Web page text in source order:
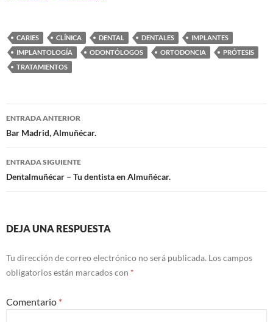
CARIES CLÍNICA DENTAL DENTALES
IMPLANTES
IMPLANTOLOGÍA
ODONTÓLOGOS ORTODONCIA
PRÓTESIS
TRATAMIENTOS
Navegación
de
entradas
ENTRADA ANTERIOR
Bar Madrid, Almuñécar.
ENTRADA SIGUIENTE
Dentalmuñécar – Tu dentista en Almuñécar.
DEJA UNA RESPUESTA
Tu dirección de correo electrónico no será publicada. Los campos
obligatorios están marcados con *
Comentario *